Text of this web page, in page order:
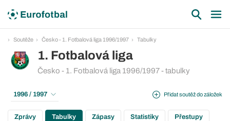
Soutěže Česko - 1. Fotbalová liga 1996/1997 Tabulky
1. Fotbalová liga
Česko - 1. Fotbalová liga 1996/1997 - tabulky
Přidat soutěž do záložek
1996 / 1997
Zprávy Tabulky Zápasy Statistiky Přestupy